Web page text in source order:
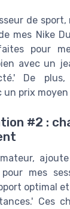
de
mes Nike
pour
avec un
De
un prix
#2 :
pour mes
optimal
Ces